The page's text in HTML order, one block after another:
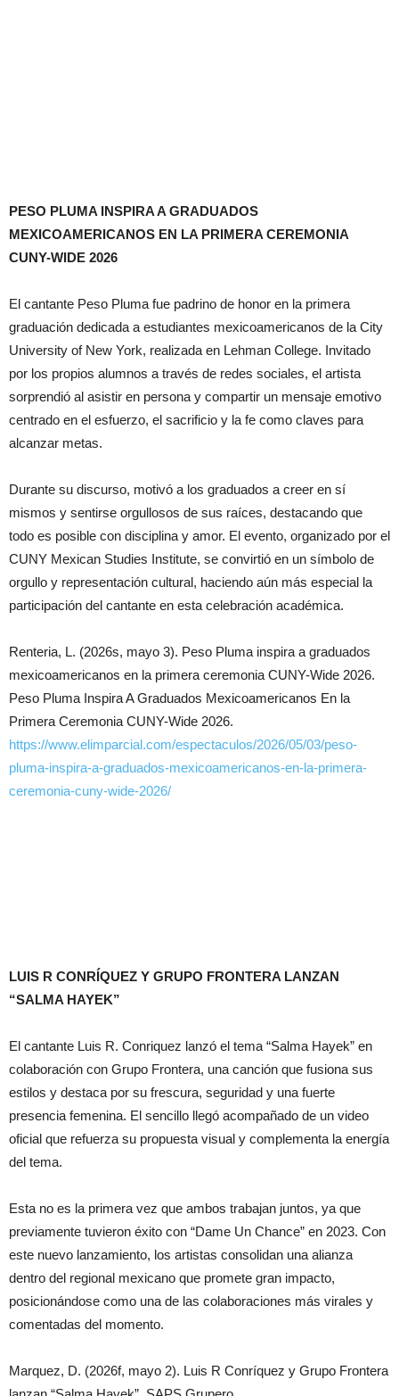
PESO PLUMA INSPIRA A GRADUADOS
MEXICOAMERICANOS EN LA PRIMERA CEREMONIA
CUNY-WIDE 2026
El cantante Peso Pluma fue padrino de honor en la primera
graduación dedicada a estudiantes mexicoamericanos de la City
University of New York, realizada en Lehman College. Invitado
por los propios alumnos a través de redes sociales, el artista
sorprendió al asistir en persona y compartir un mensaje emotivo
centrado en el esfuerzo, el sacrificio y la fe como claves para
alcanzar metas.
Durante su discurso, motivó a los graduados a creer en sí
mismos y sentirse orgullosos de sus raíces, destacando que
todo es posible con disciplina y amor. El evento, organizado por el
CUNY Mexican Studies Institute, se convirtió en un símbolo de
orgullo y representación cultural, haciendo aún más especial la
participación del cantante en esta celebración académica.
Renteria, L. (2026s, mayo 3). Peso Pluma inspira a graduados
mexicoamericanos en la primera ceremonia CUNY-Wide 2026.
Peso Pluma Inspira A Graduados Mexicoamericanos En la
Primera Ceremonia CUNY-Wide 2026.
https://www.elimparcial.com/espectaculos/2026/05/03/peso-
pluma-inspira-a-graduados-mexicoamericanos-en-la-primera-
ceremonia-cuny-wide-2026/
LUIS R CONRÍQUEZ Y GRUPO FRONTERA LANZAN
“SALMA HAYEK”
El cantante Luis R. Conriquez lanzó el tema “Salma Hayek” en
colaboración con Grupo Frontera, una canción que fusiona sus
estilos y destaca por su frescura, seguridad y una fuerte
presencia femenina. El sencillo llegó acompañado de un video
oficial que refuerza su propuesta visual y complementa la energía
del tema.
Esta no es la primera vez que ambos trabajan juntos, ya que
previamente tuvieron éxito con “Dame Un Chance” en 2023. Con
este nuevo lanzamiento, los artistas consolidan una alianza
dentro del regional mexicano que promete gran impacto,
posicionándose como una de las colaboraciones más virales y
comentadas del momento.
Marquez, D. (2026f, mayo 2). Luis R Conríquez y Grupo Frontera